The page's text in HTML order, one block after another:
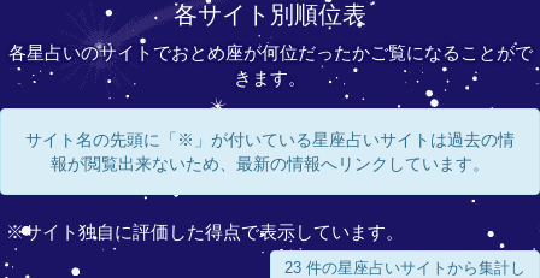
各サイト別順位表
各星占いのサイトでおとめ座が何位だったかご覧になることがで
きます。
サイト名の先頭に「※」が付いている星座占いサイトは過去の情
報が閲覧出来ないため、最新の情報へリンクしています。
※サイト独自に評価した得点で表示しています。
23 件の星座占いサイトから集計し